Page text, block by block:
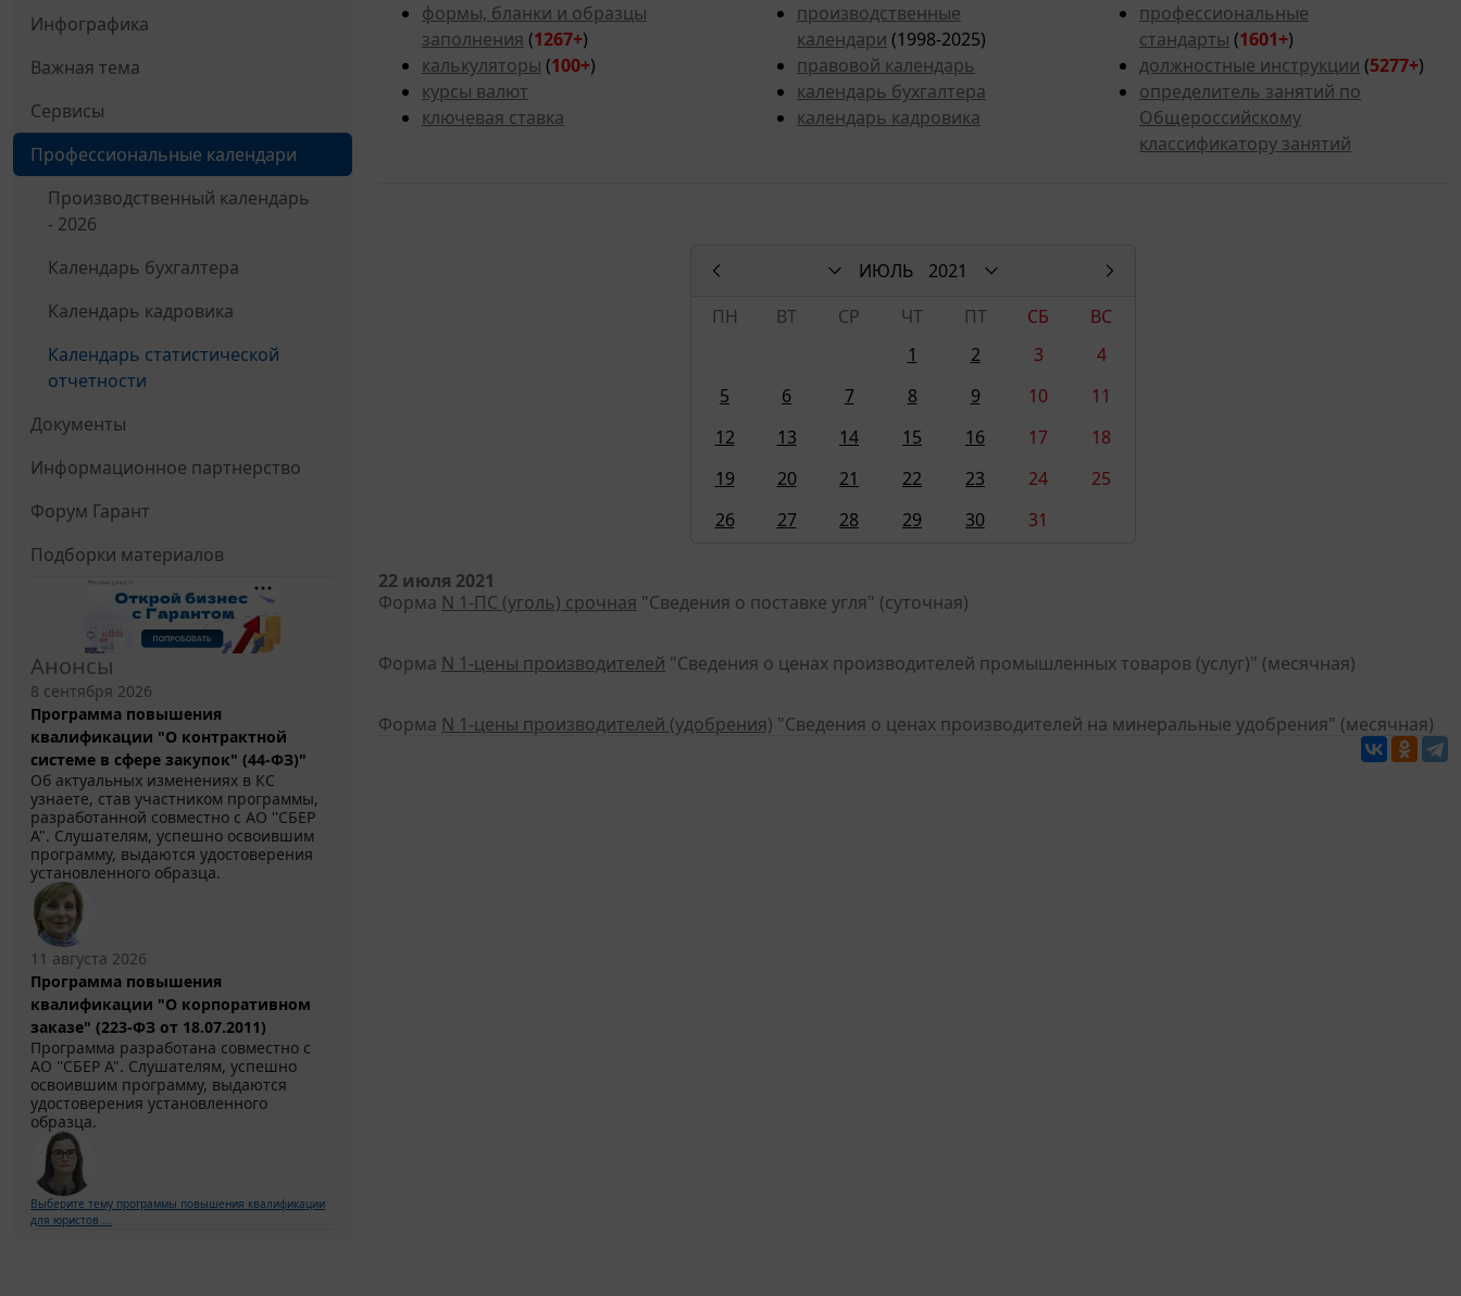
Инфографика
Важная тема
Сервисы
Профессиональные календари
Производственный календарь
- 2026
Календарь бухгалтера
Календарь кадровика
Календарь статистической
отчетности
Документы
Информационное партнерство
Форум Гарант
Подборки материалов
Анонсы
8 сентября 2026
Программа повышения
квалификации "О контрактной
системе в сфере закупок" (44-ФЗ)"
Об актуальных изменениях в КС
узнаете, став участником программы,
разработанной совместно с АО ''СБЕР
А". Слушателям, успешно освоившим
программу, выдаются удостоверения
установленного образца.
11 августа 2026
Программа повышения
квалификации "О корпоративном
заказе" (223-ФЗ от 18.07.2011)
Программа разработана совместно с
АО ''СБЕР А". Слушателям, успешно
освоившим программу, выдаются
удостоверения установленного
образца.
Выберите тему программы повышения квалификации
для юристов ...
формы, бланки и образцы
заполнения (1267+)
калькуляторы (100+)
курсы валют
ключевая ставка
производственные
календари (1998-2025)
правовой календарь
календарь бухгалтера
календарь кадровика
профессиональные
стандарты (1601+)
должностные инструкции (5277+)
определитель занятий по
Общероссийскому
классификатору занятий
ИЮЛЬ
2021
ПН
ВТ СР ЧТ ПТ СБ
ВС
1
2 3
4
5
6 7 8 9 10
11
12
13 14 15 16 17
18
19
20 21 22 23 24
25
26
27 28 29 30 31
22 июля 2021
Форма N 1-ПС (уголь) срочная "Сведения о поставке угля" (суточная)
Форма N 1-цены производителей "Сведения о ценах производителей промышленных товаров (услуг)" (месячная)
Форма N 1-цены производителей (удобрения) "Сведения о ценах производителей на минеральные удобрения" (месячная)